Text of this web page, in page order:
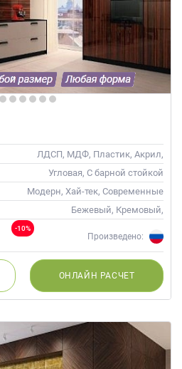
ЛДСП, МДФ, Пластик, Акрил,
Alvic / УФ лак
Угловая, С барной стойкой
Модерн, Хай-тек, Современные
Бежевый, Кремовый,
Коричневый, Капучино
-10%
Произведено:
ОНЛАЙН РАСЧЕТ